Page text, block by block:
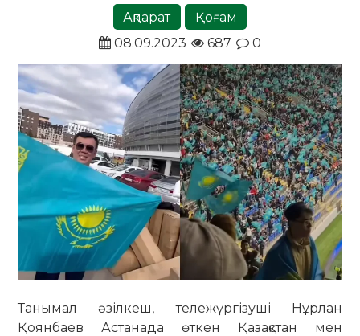
Ақпарат
Қоғам
08.09.2023
687 0
Танымал әзілкеш, тележүргізуші Нұрлан
Қоянбаев Астанада өткен Қазақстан мен